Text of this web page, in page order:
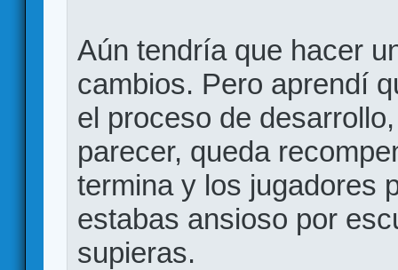
Aún tendría que hacer
cambios. Pero aprendí
el proceso de
parecer, queda
termina y los jugadores
estabas ansioso por
supieras.